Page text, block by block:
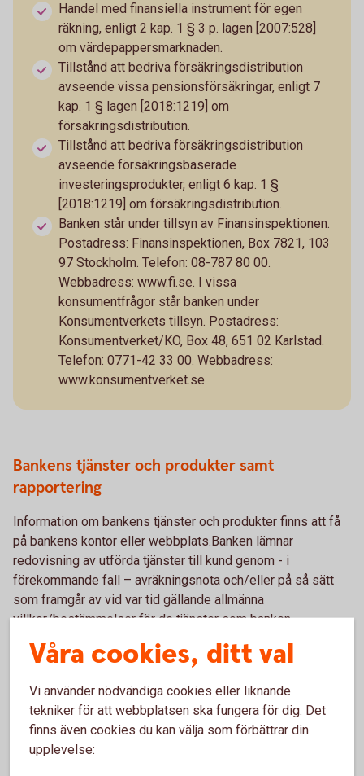
Handel med finansiella instrument för egen
räkning, enligt 2 kap. 1 § 3 p. lagen [2007:528]
om värdepappersmarknaden.
Tillstånd att bedriva försäkringsdistribution
avseende vissa pensionsförsäkringar, enligt 7
kap. 1 § lagen [2018:1219] om
försäkringsdistribution.
Tillstånd att bedriva försäkringsdistribution
avseende försäkringsbaserade
investeringsprodukter, enligt 6 kap. 1 §
[2018:1219] om försäkringsdistribution.
Banken står under tillsyn av Finansinspektionen.
Postadress: Finansinspektionen, Box 7821, 103
97 Stockholm. Telefon: 08-787 80 00.
Webbadress: www.fi.se. I vissa
konsumentfrågor står banken under
Konsumentverkets tillsyn. Postadress:
Konsumentverket/KO, Box 48, 651 02 Karlstad.
Telefon: 0771-42 33 00. Webbadress:
www.konsumentverket.se
Bankens tjänster och produkter samt
rapportering
Information om bankens tjänster och produkter finns att få
på bankens kontor eller webbplats.Banken lämnar
redovisning av utförda tjänster till kund genom - i
förekommande fall – avräkningsnota och/eller på så sätt
som framgår av vid var tid gällande allmänna
villkor/bestämmelser för de tjänster som banken
tillhandahåller.
Information om priser och avgifter
Information om aktuella priser och avgifter för bankens
produkter och tjänster finns tillgänglig på bankens
webbplats. Ytterligare information kan erhållas på bankens
Våra cookies, ditt val
Vi använder nödvändiga cookies eller liknande
tekniker för att webbplatsen ska fungera för dig. Det
finns även cookies du kan välja som förbättrar din
upplevelse: